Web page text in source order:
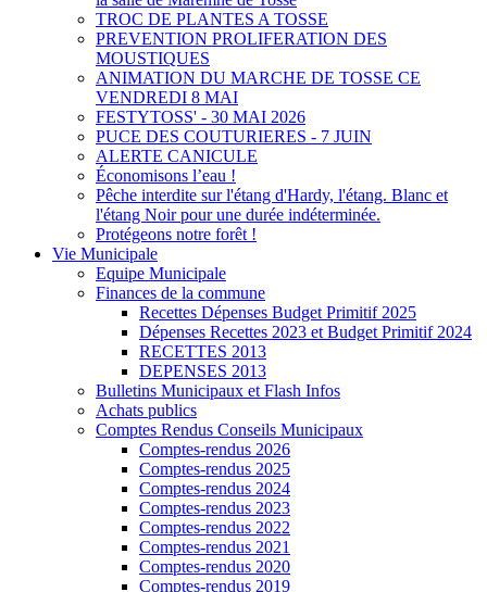
TROC DE PLANTES A TOSSE
PREVENTION PROLIFERATION DES
MOUSTIQUES
ANIMATION DU MARCHE DE TOSSE CE
VENDREDI 8 MAI
FESTYTOSS' - 30 MAI 2026
PUCE DES COUTURIERES - 7 JUIN
ALERTE CANICULE
Économisons l’eau !
Pêche interdite sur l'étang d'Hardy, l'étang. Blanc et
l'étang Noir pour une durée indéterminée.
Protégeons notre forêt !
Vie Municipale
Equipe Municipale
Finances de la commune
Recettes Dépenses Budget Primitif 2025
Dépenses Recettes 2023 et Budget Primitif 2024
RECETTES 2013
DEPENSES 2013
Bulletins Municipaux et Flash Infos
Achats publics
Comptes Rendus Conseils Municipaux
Comptes-rendus 2026
Comptes-rendus 2025
Comptes-rendus 2024
Comptes-rendus 2023
Comptes-rendus 2022
Comptes-rendus 2021
Comptes-rendus 2020
Comptes-rendus 2019